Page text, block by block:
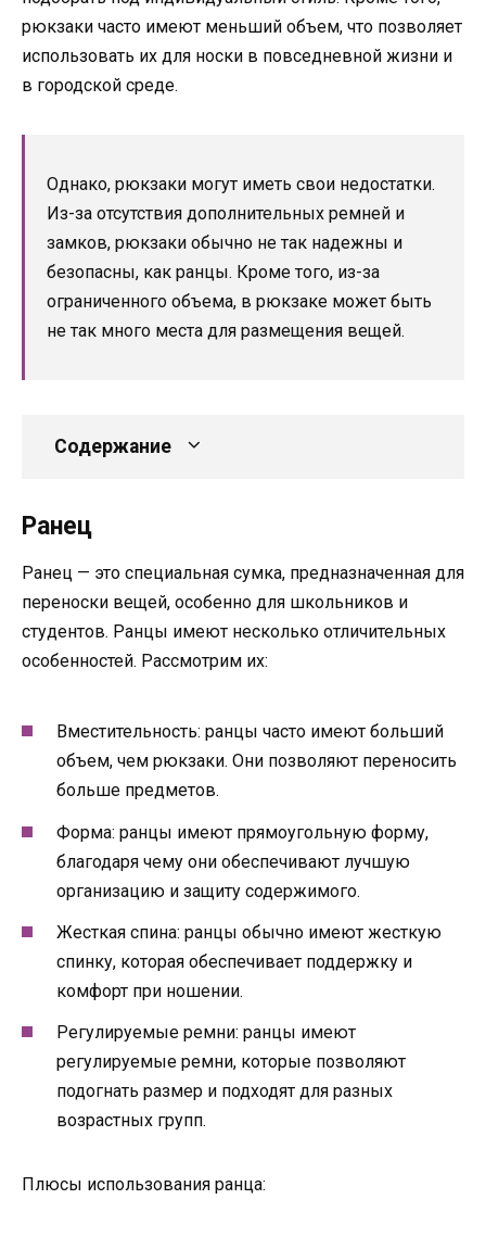
рюкзаки часто имеют меньший объем, что позволяет
использовать их для носки в повседневной жизни и
в городской среде.
Однако, рюкзаки могут иметь свои недостатки.
Из-за отсутствия дополнительных ремней и
замков, рюкзаки обычно не так надежны и
безопасны, как ранцы. Кроме того, из-за
ограниченного объема, в рюкзаке может быть
не так много места для размещения вещей.
Содержание
Ранец
Ранец — это специальная сумка, предназначенная для
переноски вещей, особенно для школьников и
студентов. Ранцы имеют несколько отличительных
особенностей. Рассмотрим их:
Вместительность: ранцы часто имеют больший
объем, чем рюкзаки. Они позволяют переносить
больше предметов.
Форма: ранцы имеют прямоугольную форму,
благодаря чему они обеспечивают лучшую
организацию и защиту содержимого.
Жесткая спина: ранцы обычно имеют жесткую
спинку, которая обеспечивает поддержку и
комфорт при ношении.
Регулируемые ремни: ранцы имеют
регулируемые ремни, которые позволяют
подогнать размер и подходят для разных
возрастных групп.
Плюсы использования ранца: